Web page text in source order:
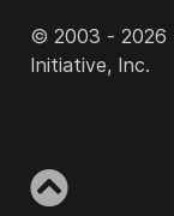
© 2003 - 2026
Initiative, Inc.